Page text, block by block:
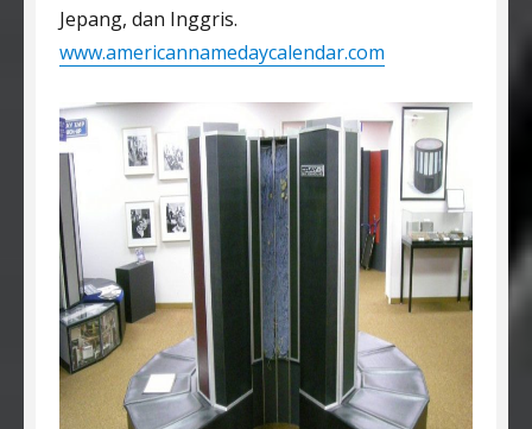
Jepang, dan Inggris.
www.americannamedaycalendar.com